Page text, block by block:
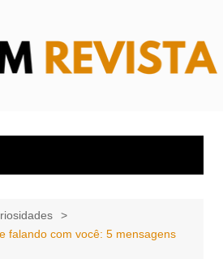
falando com você: 5 mensagens